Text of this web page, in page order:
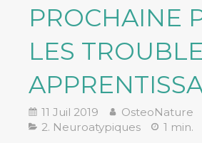
PROCHAINE
LES
11 Juil 2019
OsteoNature
2. Neuroatypiques
1 min.